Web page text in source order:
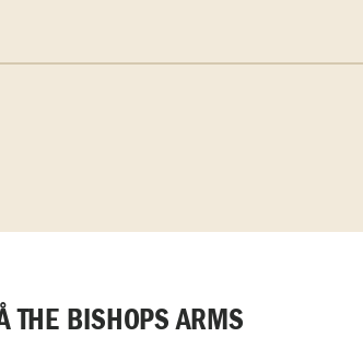
THE BISHOPS ARMS